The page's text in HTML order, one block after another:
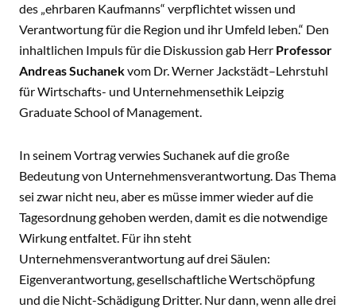
des „ehrbaren Kaufmanns“ verpflichtet wissen und
Verantwortung für die Region und ihr Umfeld leben.“ Den
inhaltlichen Impuls für die Diskussion gab Herr Professor
Andreas Suchanekvom Dr. Werner Jackstädt–Lehrstuhl
für Wirtschafts- und Unternehmensethik Leipzig
Graduate School of Management.
In seinem Vortrag verwies Suchanek auf die große
Bedeutung von Unternehmensverantwortung. Das Thema
sei zwar nicht neu, aber es müsse immer wieder auf die
Tagesordnung gehoben werden, damit es die notwendige
Wirkung entfaltet. Für ihn steht
Unternehmensverantwortung auf drei Säulen:
Eigenverantwortung, gesellschaftliche Wertschöpfung
und die Nicht-Schädigung Dritter. Nur dann, wenn alle drei